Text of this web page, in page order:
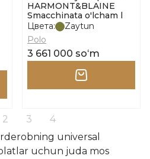
HARMONT&BLAINE
Smacchinata o'lcham l
Цвета:
Zaytun
Polo
3 661 000 soʻm
2 3
4
universal
uchun juda mos